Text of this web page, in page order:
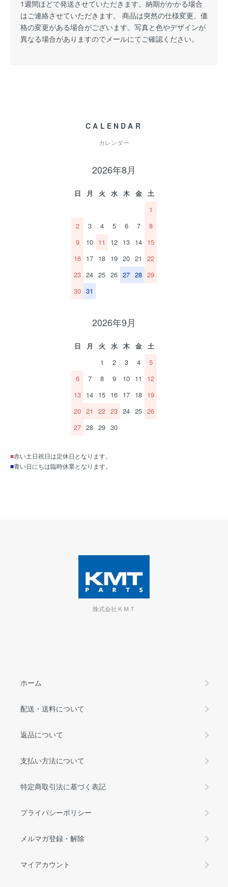
1週間ほどで発送させていただきます。納期がかかる場合
はご連絡させていただきます。 商品は突然の仕様変更、価
格の変更がある場合がございます。写真と色やデザインが
異なる場合がありますのでメールにてご確認ください。
CALENDAR
カレンダー
2026年8月
日 月 火 水 木 金
土
1
2
3 4 5 6 7
8
9
10 11 12 13 14 15
16 17 18 19 20 21
22
23 24 25 26 27 28 29
30 31
2026年9月
日 月 火 水 木 金
土
1
2 3 4
5
6
7 8 9 10 11
12
13 14 15 16 17 18 19
20 21 22 23 24 25 26
27 28 29 30
■赤い土日祝日は定休日となります。
■青い日にちは臨時休業となります。
株式会社ＫＭＴ
ホーム
配送・送料について
返品について
支払い方法について
特定商取引法に基づく表記
プライバシーポリシー
メルマガ登録・解除
マイアカウント